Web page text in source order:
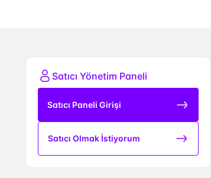
Satıcı Yönetim Paneli
Satıcı Paneli Girişi
Satıcı Olmak İstiyorum